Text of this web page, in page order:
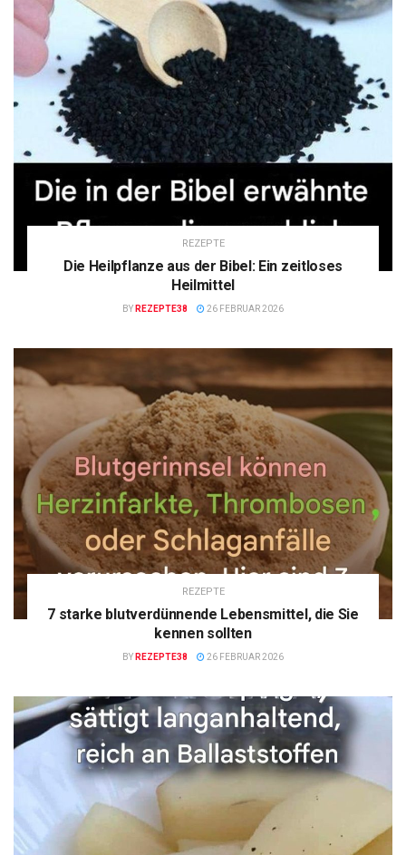
REZEPTE
Die Heilpflanze aus der Bibel: Ein zeitloses
Heilmittel
BY REZEPTE38 26 FEBRUAR 2026
REZEPTE
7 starke blutverdünnende Lebensmittel, die Sie
kennen sollten
BY REZEPTE38 26 FEBRUAR 2026